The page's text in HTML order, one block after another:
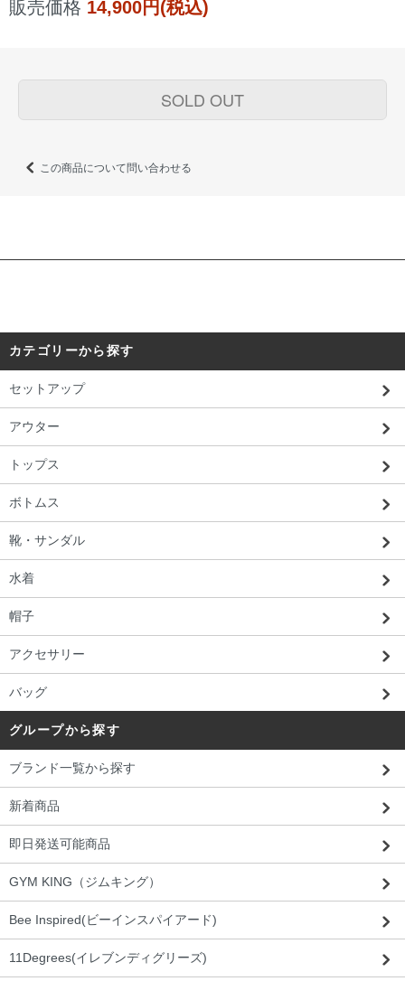
販売価格 14,900円(税込)
SOLD OUT
この商品について問い合わせる
カテゴリーから探す
セットアップ
アウター
トップス
ボトムス
靴・サンダル
水着
帽子
アクセサリー
バッグ
グループから探す
ブランド一覧から探す
新着商品
即日発送可能商品
GYM KING（ジムキング）
Bee Inspired(ビーインスパイアード)
11Degrees(イレブンディグリーズ)